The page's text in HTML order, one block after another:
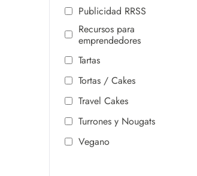
Publicidad RRSS
Recursos para
emprendedores
Tartas
Tortas / Cakes
Travel Cakes
Turrones y Nougats
Vegano